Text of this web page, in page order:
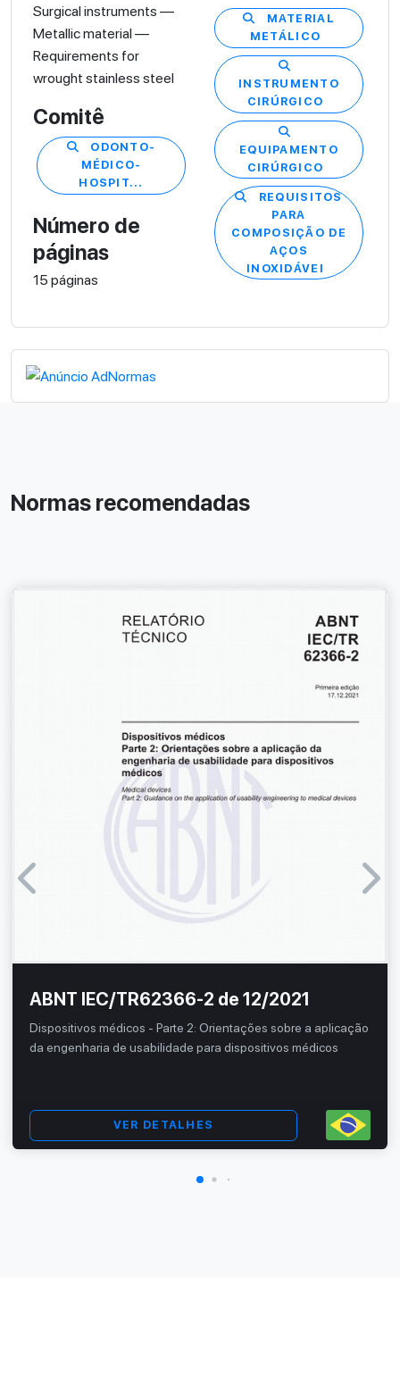
Surgical instruments —
Metallic material —
Requirements for
wrought stainless steel
Comitê
ODONTO-
MÉDICO-
HOSPIT...
Número de
páginas
15 páginas
MATERIAL
METÁLICO
INSTRUMENTO
CIRÚRGICO
EQUIPAMENTO
CIRÚRGICO
REQUISITOS
PARA
COMPOSIÇÃO DE
AÇOS
INOXIDÁVEI
Normas recomendadas
ABNT IEC/TR62366-2 de 12/2021
Dispositivos médicos - Parte 2: Orientações sobre a aplicação
da engenharia de usabilidade para dispositivos médicos
VER DETALHES